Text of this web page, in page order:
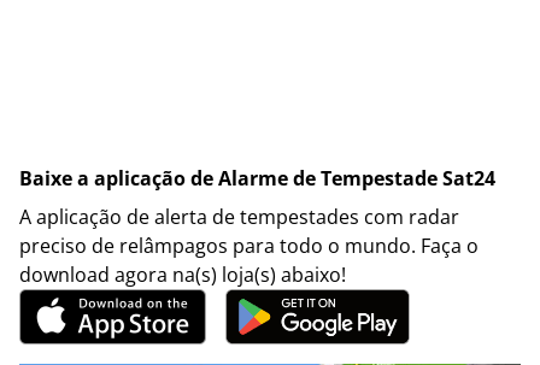
Baixe a aplicação de Alarme de Tempestade Sat24
A aplicação de alerta de tempestades com radar
preciso de relâmpagos para todo o mundo. Faça o
download agora na(s) loja(s) abaixo!